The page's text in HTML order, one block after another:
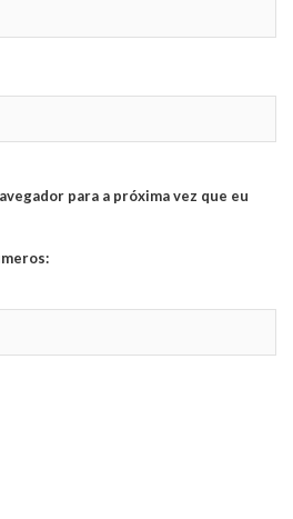
para a próxima vez que eu